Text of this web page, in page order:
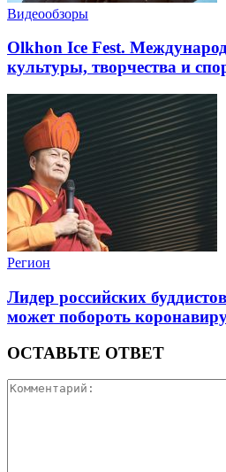
Видеообзоры
Olkhon Ice Fest.
культуры, творчества и
Регион
Лидер российских
может побороть
ОСТАВЬТЕ ОТВЕТ